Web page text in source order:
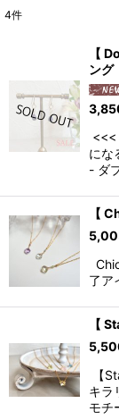
4件
【
ング
にな
- ダ
【
了ア
【
【
キラ
モチ